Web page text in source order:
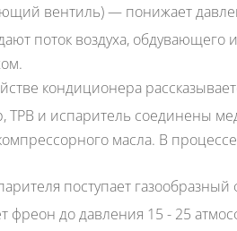
вентиль) — понижает
поток воздуха, обдувающего
кондиционера
ТРВ и испаритель соединены
масла. В
поступает
до давления 15 - 25